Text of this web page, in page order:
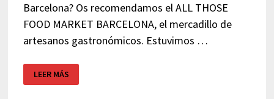
Barcelona? Os recomendamos el ALL THOSE
FOOD MARKET BARCELONA, el mercadillo de
artesanos gastronómicos. Estuvimos …
THOSE
FOOD
LEER MÁS